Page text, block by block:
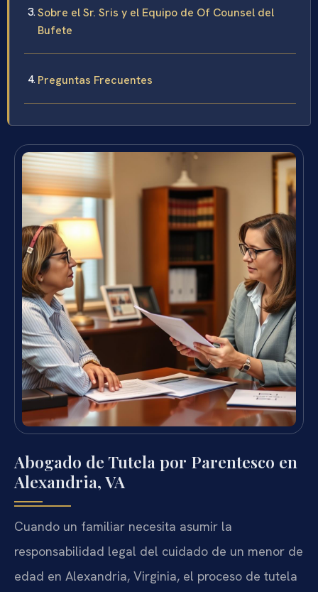
Sobre el Sr. Sris y el Equipo de Of Counsel del
Bufete
Preguntas Frecuentes
Abogado de Tutela por Parentesco en
Alexandria, VA
Cuando un familiar necesita asumir la
responsabilidad legal del cuidado de un menor de
edad en Alexandria, Virginia, el proceso de tutela